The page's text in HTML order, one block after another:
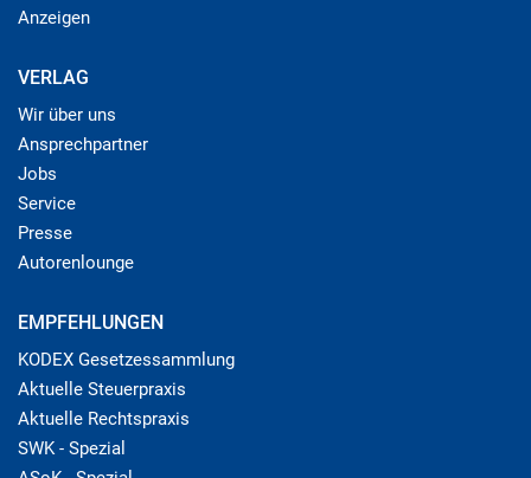
Anzeigen
VERLAG
Wir über uns
Ansprechpartner
Jobs
Service
Presse
Autorenlounge
EMPFEHLUNGEN
KODEX Gesetzessammlung
Aktuelle Steuerpraxis
Aktuelle Rechtspraxis
SWK - Spezial